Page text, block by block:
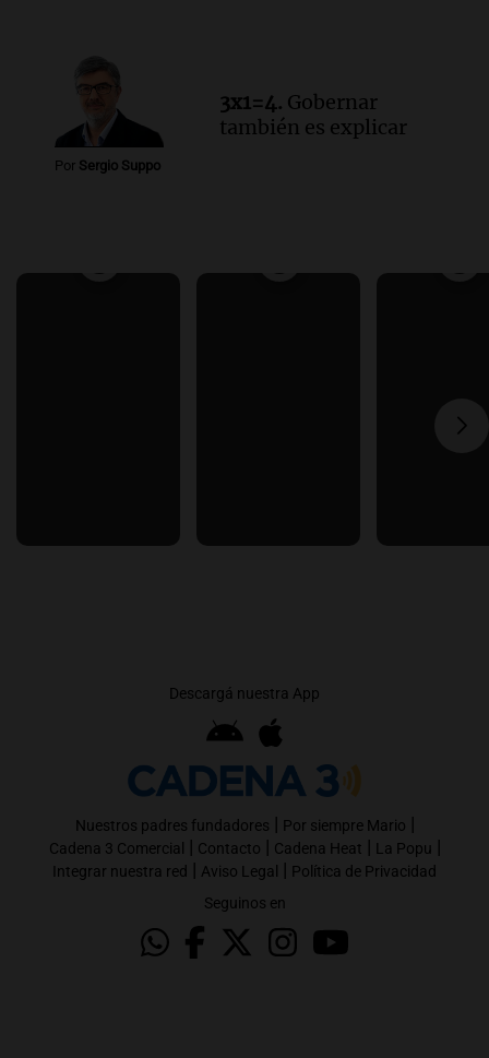
Por Sergio Suppo
3x1=4. Gobernar
también es explicar
Descargá nuestra App
Nuestros padres fundadores | Por siempre Mario |
Cadena 3 Comercial | Contacto | Cadena Heat | La Popu |
Integrar nuestra red | Aviso Legal | Política de Privacidad
Seguinos en